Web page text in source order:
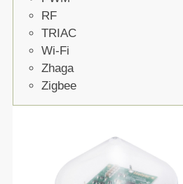
RF
TRIAC
Wi-Fi
Zhaga
Zigbee